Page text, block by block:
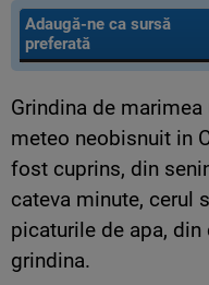
Adaugă-ne ca sursă
preferată
Grindina de
meteo neobisnuit in
fost cuprins, din
cateva minute, cerul
picaturile de apa,
grindina.